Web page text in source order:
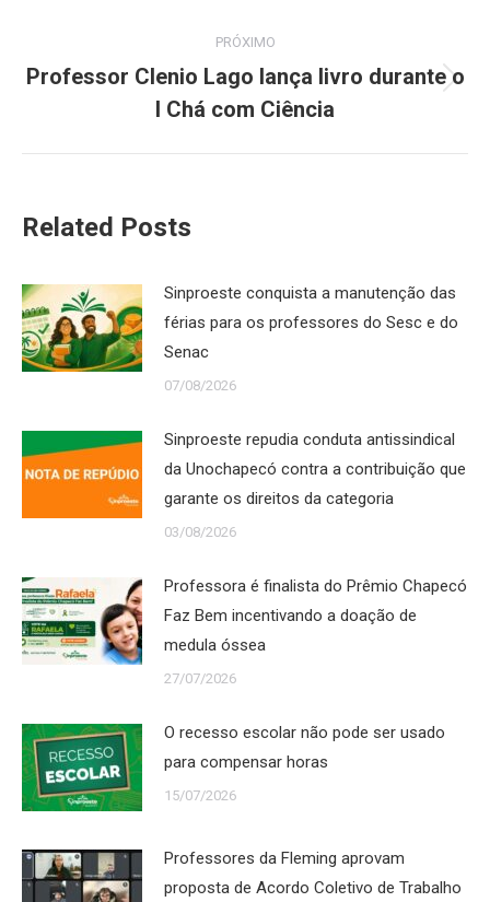
PRÓXIMO
Próximo
post:
Professor Clenio Lago lança livro durante o
I Chá com Ciência
Related Posts
Sinproeste conquista a manutenção das
férias para os professores do Sesc e do
Senac
07/08/2026
Sinproeste repudia conduta antissindical
da Unochapecó contra a contribuição que
garante os direitos da categoria
03/08/2026
Professora é finalista do Prêmio Chapecó
Faz Bem incentivando a doação de
medula óssea
27/07/2026
O recesso escolar não pode ser usado
para compensar horas
15/07/2026
Professores da Fleming aprovam
proposta de Acordo Coletivo de Trabalho